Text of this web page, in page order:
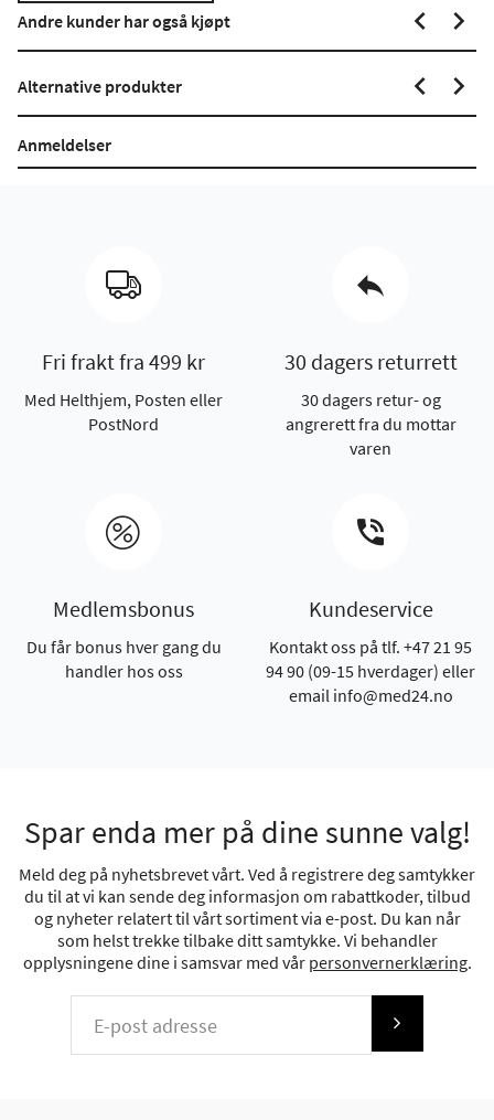
Andre kunder har også kjøpt
Alternative produkter
Anmeldelser
Fri frakt fra 499 kr
Med Helthjem, Posten eller
PostNord
30 dagers returrett
30 dagers retur- og
angrerett fra du mottar
varen
Medlemsbonus
Du får bonus hver gang du
handler hos oss
Kundeservice
Kontakt oss på tlf. +47 21 95
94 90 (09-15 hverdager) eller
email info@med24.no
Spar enda mer på dine sunne valg!
Meld deg på nyhetsbrevet vårt. Ved å registrere deg samtykker
du til at vi kan sende deg informasjon om rabattkoder, tilbud
og nyheter relatert til vårt sortiment via e-post. Du kan når
som helst trekke tilbake ditt samtykke. Vi behandler
opplysningene dine i samsvar med vår personvernerklæring.